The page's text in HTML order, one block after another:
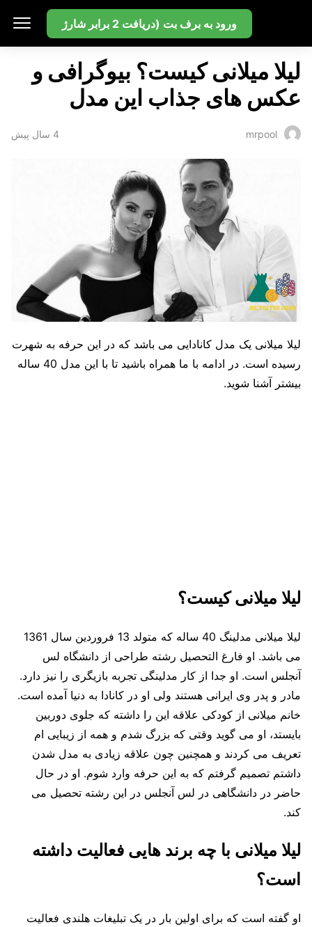
ورود به برف بت (دریافت 2 برابر شارژ
لیلا میلانی کیست؟ بیوگرافی و
عکس های جذاب این مدل
mrpool 4 سال پیش
لیلا میلانی یک مدل کانادایی می باشد که در این حرفه به شهرت
رسیده است. در ادامه با ما همراه باشید تا با این مدل 40 ساله
بیشتر آشنا شوید.
لیلا میلانی کیست؟
لیلا میلانی مدلینگ 40 ساله که متولد 13 فروردین سال 1361
می باشد. او فارغ التحصیل رشته طراحی از دانشگاه لس
آنجلس است. او جدا از کار مدلینگی تجربه بازیگری را نیز دارد.
مادر و پدر وی ایرانی هستند ولی او در کانادا به دنیا آمده است.
خانم میلانی از کودکی علاقه این را داشته که جلوی دوربین
بایستد، او می گوید وقتی که بزرگ شدم و همه از زیبایی ام
تعریف می کردند و همچنین چون علاقه زیادی به مدل شدن
داشتم تصمیم گرفتم که به این حرفه وارد شوم. او در حال
حاضر در دانشگاهی در لس آنجلس در این رشته تحصیل می
کند.
لیلا میلانی با چه برند هایی فعالیت داشته
است؟
او گفته است که برای اولین بار در یک تبلیغات هلندی فعالیت